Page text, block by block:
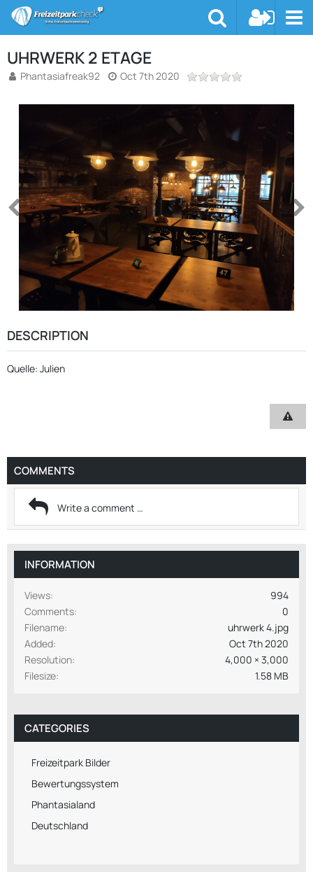
UHRWERK 2 ETAGE
Phantasiafreak92 Oct 7th 2020
DESCRIPTION
Quelle: Julien
COMMENTS
INFORMATION
Views
994
Comments
0
Filename
uhrwerk 4.jpg
Added
Oct 7th 2020
Resolution
4,000 × 3,000
Filesize
1.58 MB
CATEGORIES
Freizeitpark Bilder
Bewertungssystem
Phantasialand
Deutschland